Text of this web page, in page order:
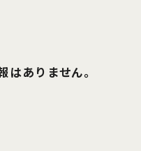
はありません。